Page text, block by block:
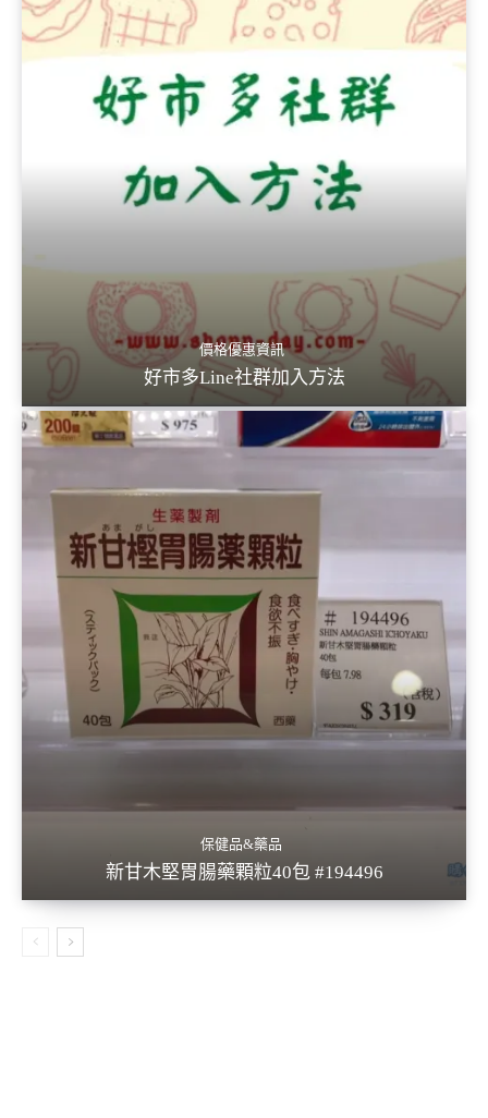
價格優惠資訊
好市多Line社群加入方法
保健品&藥品
新甘木堅胃腸藥顆粒40包 #194496